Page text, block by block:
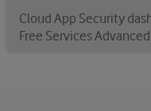
Cloud App Security
Free Services Advanced